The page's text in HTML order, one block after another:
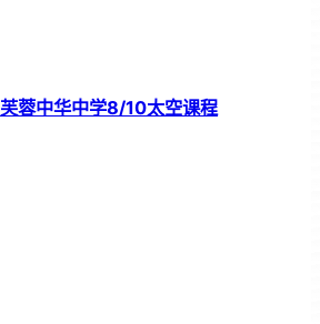
芙蓉中华中学8/10太空课程